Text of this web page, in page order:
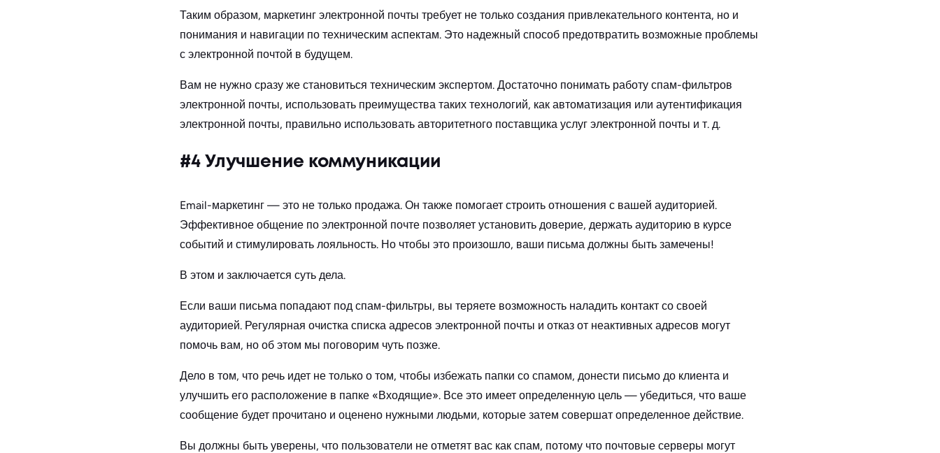
Таким образом, маркетинг электронной почты требует не только создания привлекательного контента, но и
понимания и навигации по техническим аспектам. Это надежный способ предотвратить возможные проблемы
с электронной почтой в будущем.
Вам не нужно сразу же становиться техническим экспертом. Достаточно понимать работу спам-фильтров
электронной почты, использовать преимущества таких технологий, как автоматизация или аутентификация
электронной почты, правильно использовать авторитетного поставщика услуг электронной почты и т. д.
#4 Улучшение коммуникации
Email-маркетинг — это не только продажа. Он также помогает строить отношения с вашей аудиторией.
Эффективное общение по электронной почте позволяет установить доверие, держать аудиторию в курсе
событий и стимулировать лояльность. Но чтобы это произошло, ваши письма должны быть замечены!
В этом и заключается суть дела.
Если ваши письма попадают под спам-фильтры, вы теряете возможность наладить контакт со своей
аудиторией. Регулярная очистка списка адресов электронной почты и отказ от неактивных адресов могут
помочь вам, но об этом мы поговорим чуть позже.
Дело в том, что речь идет не только о том, чтобы избежать папки со спамом, донести письмо до клиента и
улучшить его расположение в папке «Входящие». Все это имеет определенную цель — убедиться, что ваше
сообщение будет прочитано и оценено нужными людьми, которые затем совершат определенное действие.
Вы должны быть уверены, что пользователи не отметят вас как спам, потому что почтовые серверы могут